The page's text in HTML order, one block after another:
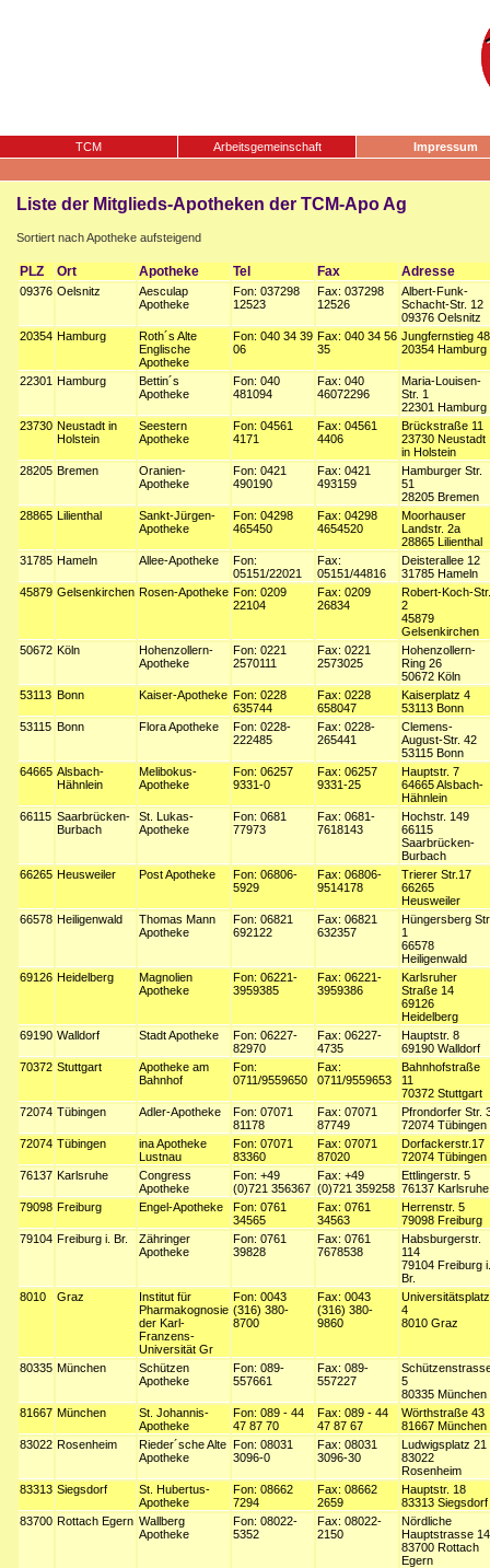
TCM Arbeitsgemeinschaft Impressum
Liste der Mitglieds-Apotheken der TCM-Apo Ag
Sortiert nach Apotheke aufsteigend
PLZ Ort Apotheke Tel Fax Adresse
09376 Oelsnitz
Aesculap
Apotheke
Fon: 037298
12523
Fax: 037298
12526
Albert-Funk-
Schacht-Str. 12
09376 Oelsnitz
20354 Hamburg
Roth´s Alte
Englische
Apotheke
Fon: 040 34 39
06
Fax: 040 34 56
35
Jungfernstieg 48
20354 Hamburg
22301 Hamburg
Bettin´s
Apotheke
Fon: 040
481094
Fax: 040
46072296
Maria-Louisen-
Str. 1
22301 Hamburg
23730 Neustadt in
Holstein
Seestern
Apotheke
Fon: 04561
4171
Fax: 04561
4406
Brückstraße 11
23730 Neustadt
in Holstein
28205 Bremen
Oranien-
Apotheke
Fon: 0421
490190
Fax: 0421
493159
Hamburger Str.
51
28205 Bremen
28865 Lilienthal
Sankt-Jürgen-
Apotheke
Fon: 04298
465450
Fax: 04298
4654520
Moorhauser
Landstr. 2a
28865 Lilienthal
31785 Hameln Allee-Apotheke
Fon:
05151/22021
Fax:
05151/44816
Deisterallee 12
31785 Hameln
45879 Gelsenkirchen Rosen-Apotheke Fon: 0209
22104
Fax: 0209
26834
Robert-Koch-Str.
2
45879
Gelsenkirchen
50672 Köln
Hohenzollern-
Apotheke
Fon: 0221
2570111
Fax: 0221
2573025
Hohenzollern-
Ring 26
50672 Köln
53113 Bonn Kaiser-Apotheke Fon: 0228
635744
Fax: 0228
658047
Kaiserplatz 4
53113 Bonn
53115 Bonn Flora Apotheke
Fon: 0228-
222485
Fax: 0228-
265441
Clemens-
August-Str. 42
53115 Bonn
64665 Alsbach-
Hähnlein
Melibokus-
Apotheke
Fon: 06257
9331-0
Fax: 06257
9331-25
Hauptstr. 7
64665 Alsbach-
Hähnlein
66115 Saarbrücken-
Burbach
St. Lukas-
Apotheke
Fon: 0681
77973
Fax: 0681-
7618143
Hochstr. 149
66115
Saarbrücken-
Burbach
66265 Heusweiler Post Apotheke
Fon: 06806-
5929
Fax: 06806-
9514178
Trierer Str.17
66265
Heusweiler
66578 Heiligenwald
Thomas Mann
Apotheke
Fon: 06821
692122
Fax: 06821
632357
Hüngersberg
1
66578
Heiligenwald
69126 Heidelberg
Magnolien
Apotheke
Fon: 06221-
3959385
Fax: 06221-
3959386
Karlsruher
Straße 14
69126
Heidelberg
69190 Walldorf Stadt Apotheke
Fon: 06227-
82970
Fax: 06227-
4735
Hauptstr. 8
69190 Walldorf
70372 Stuttgart
Apotheke am
Bahnhof
Fon:
0711/9559650
Fax:
0711/9559653
Bahnhofstraße
11
70372 Stuttgart
72074 Tübingen Adler-Apotheke
Fon: 07071
81178
Fax: 07071
87749
Pfrondorfer Str.
72074 Tübingen
72074 Tübingen
ina Apotheke
Lustnau
Fon: 07071
83360
Fax: 07071
87020
Dorfackerstr.17
72074 Tübingen
76137 Karlsruhe
Congress
Apotheke
Fon: +49
(0)721 356367
Fax: +49
(0)721 359258
Ettlingerstr. 5
76137 Karlsruhe
79098 Freiburg Engel-Apotheke
Fon: 0761
34565
Fax: 0761
34563
Herrenstr. 5
79098 Freiburg
79104 Freiburg i. Br.
Zähringer
Apotheke
Fon: 0761
39828
Fax: 0761
7678538
Habsburgerstr.
114
79104 Freiburg i.
Br.
8010
Graz
Institut für
Pharmakognosie
der Karl-
Franzens-
Universität Gr
Fon: 0043
(316) 380-
8700
Fax: 0043
(316) 380-
9860
Universitätsplatz
4
8010 Graz
80335 München
Schützen
Apotheke
Fon: 089-
557661
Fax: 089-
557227
5
80335 München
81667 München
St. Johannis-
Apotheke
Fon: 089 - 44
47 87 70
Fax: 089 - 44
47 87 67
Wörthstraße 43
81667 München
83022 Rosenheim
Rieder´sche Alte
Apotheke
Fon: 08031
3096-0
Fax: 08031
3096-30
Ludwigsplatz 21
83022
Rosenheim
83313 Siegsdorf
St. Hubertus-
Apotheke
Fon: 08662
7294
Fax: 08662
2659
Hauptstr. 18
83313 Siegsdorf
83700 Rottach Egern Wallberg
Apotheke
Fon: 08022-
5352
Fax: 08022-
2150
Nördliche
Hauptstrasse 14
83700 Rottach
Egern